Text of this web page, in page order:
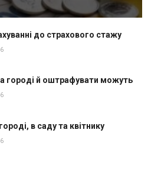
до страхового стажу
городі й оштрафувати можуть
в саду та квітнику